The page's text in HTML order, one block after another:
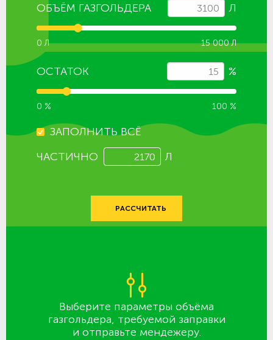
ОБЪЁМ ГАЗГОЛЬДЕРА Л
0 Л 15 000 Л
ОСТАТОК %
0 % 100 %
ЗАПОЛНИТЬ ВСЁ
ЧАСТИЧНО
Л
РАССЧИТАТЬ
Выберите параметры объёма
газгольдера, требуемой заправки
и отправьте мендежеру.